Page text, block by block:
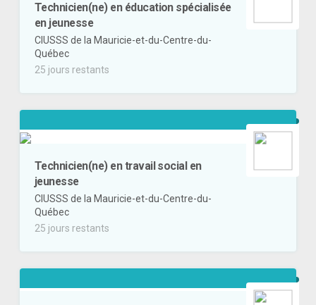
Technicien(ne) en éducation spécialisée
en jeunesse
CIUSSS de la Mauricie-et-du-Centre-du-
Québec
25 jours restants
Technicien(ne) en travail social en
jeunesse
CIUSSS de la Mauricie-et-du-Centre-du-
Québec
25 jours restants